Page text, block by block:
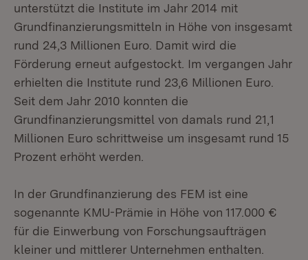
unterstützt die Institute im Jahr 2014 mit
Grundfinanzierungsmitteln in Höhe von insgesamt
rund 24,3 Millionen Euro. Damit wird die
Förderung erneut aufgestockt. Im vergangen Jahr
erhielten die Institute rund 23,6 Millionen Euro.
Seit dem Jahr 2010 konnten die
Grundfinanzierungsmittel von damals rund 21,1
Millionen Euro schrittweise um insgesamt rund 15
Prozent erhöht werden.
In der Grundfinanzierung des FEM ist eine
sogenannte KMU-Prämie in Höhe von 117.000 €
für die Einwerbung von Forschungsaufträgen
kleiner und mittlerer Unternehmen enthalten.